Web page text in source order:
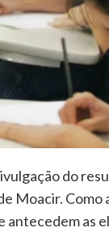
do
Moacir. Como
as